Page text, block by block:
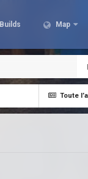
Map
Toute